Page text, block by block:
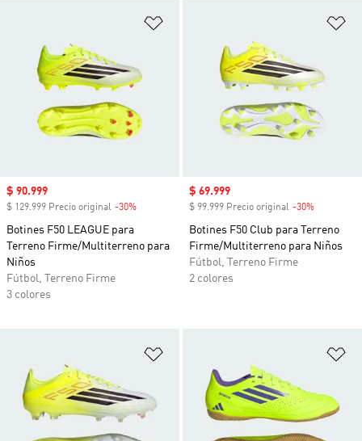
Precio de venta
$ 90.999
$ 129.999 Precio original -30%
Botines F50 LEAGUE para
Terreno Firme/Multiterreno para
Niños
Fútbol, Terreno Firme
3 colores
Precio de venta
$ 69.999
$ 99.999 Precio original -30%
Botines F50 Club para Terreno
Firme/Multiterreno para Niños
Fútbol, Terreno Firme
2 colores